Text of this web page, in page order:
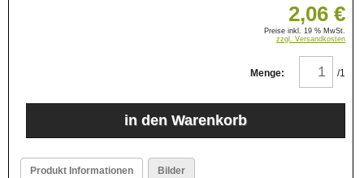
2,06 €
Preise inkl. 19 % MwSt.
zzgl. Versandkosten
Menge: /1
Produkt Informationen Bilder